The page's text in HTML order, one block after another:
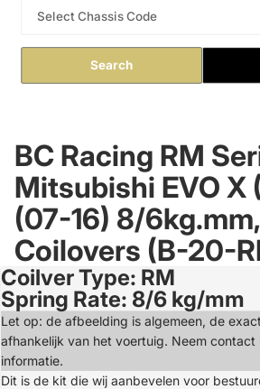
Search
BC Racing RM
Mitsubishi EVO X
(07-16) 8/6kg.mm,
Coilovers (B-20-
Open
image
in
full
screen
Coilver Type: RM
Spring Rate: 8/6 kg/mm
Let op: de afbeelding is algemeen, de
afhankelijk van het voertuig. Neem contact
informatie.
Dit is de kit die wij aanbevelen voor